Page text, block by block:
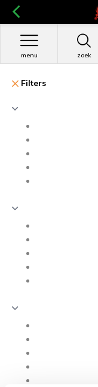
zoek
menu
Filters